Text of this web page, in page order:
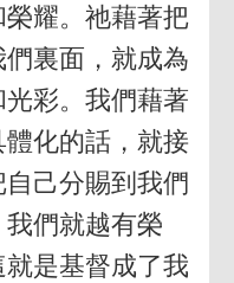
耀。祂藉著把
裏面，就成為
彩。我們藉著
化的話，就接
己分賜到我們
們就越有榮
是基督成了我